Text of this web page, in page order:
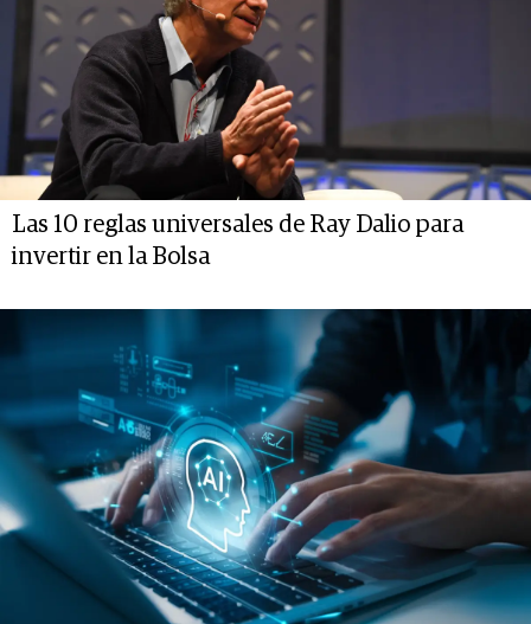
Las 10 reglas universales de Ray Dalio para
invertir en la Bolsa